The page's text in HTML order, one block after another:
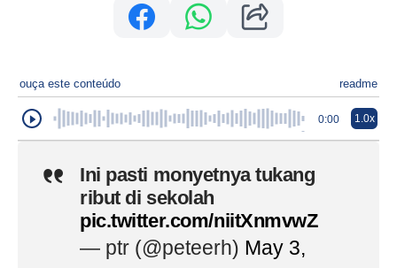
ouça este conteúdo readme
0:00 1.0x
Ini pasti monyetnya tukang
ribut di sekolah
pic.twitter.com/niitXnmvwZ
— ptr (@peteerh) May 3,